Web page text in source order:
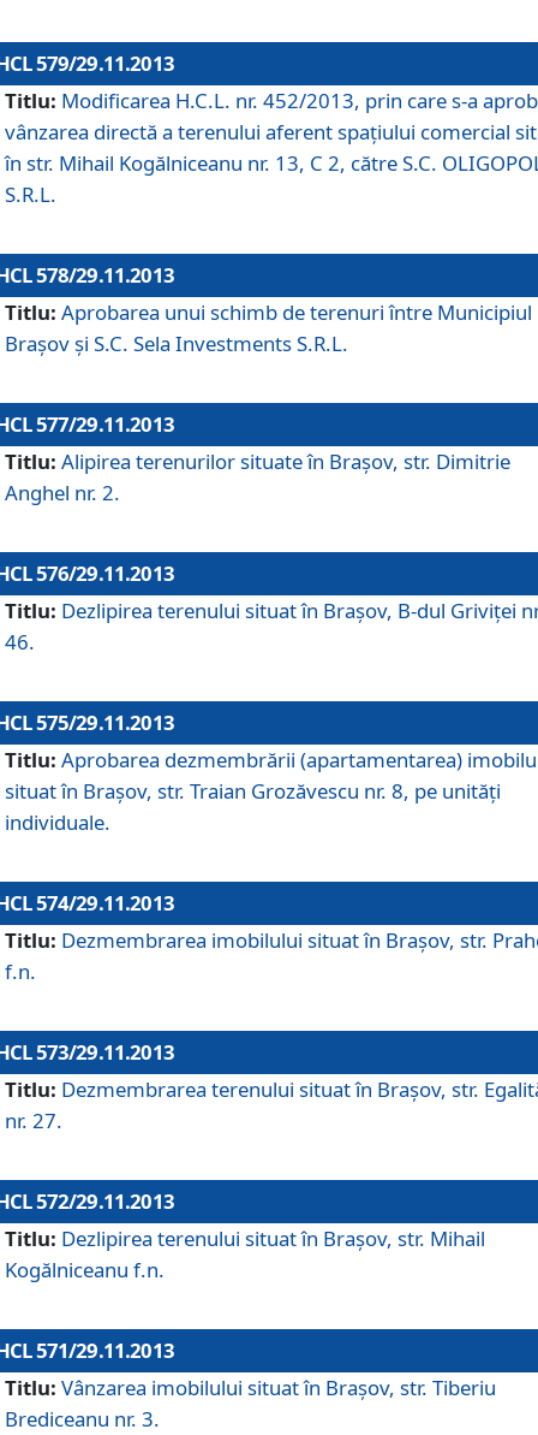
579/29.11.2013
Titlu: Modificarea H.C.L. nr. 452/2013, prin care s-a
vânzarea directă a terenului aferent spaţiului comercial
în str. Mihail Kogălniceanu nr. 13, C 2, către S.C.
S.R.L.
578/29.11.2013
Titlu: Aprobarea unui schimb de terenuri între Municipiul
Braşov şi S.C. Sela Investments S.R.L.
577/29.11.2013
Titlu: Alipirea terenurilor situate în Braşov, str. Dimitrie
Anghel nr. 2.
576/29.11.2013
Titlu: Dezlipirea terenului situat în Braşov, B-dul Griviţei
46.
575/29.11.2013
Titlu: Aprobarea dezmembrării (apartamentarea)
situat în Braşov, str. Traian Grozăvescu nr. 8, pe unităţi
individuale.
574/29.11.2013
Titlu: Dezmembrarea imobilului situat în Braşov, str.
f.n.
573/29.11.2013
Titlu: Dezmembrarea terenului situat în Braşov, str.
nr. 27.
572/29.11.2013
Titlu: Dezlipirea terenului situat în Braşov, str. Mihail
Kogălniceanu f.n.
571/29.11.2013
Titlu: Vânzarea imobilului situat în Braşov, str. Tiberiu
Brediceanu nr. 3.